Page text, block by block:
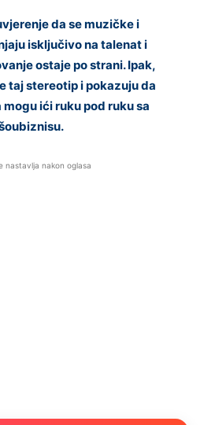
da se muzičke i
isključivo na talenat i
ostaje po strani. Ipak,
taj stereotip i pokazuju da
ići ruku pod ruku sa
nastavlja nakon oglasa